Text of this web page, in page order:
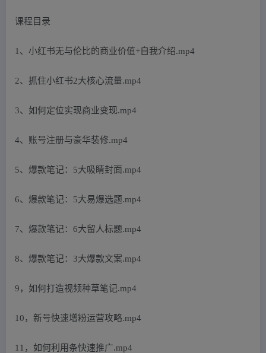
课程目录
1、小红书无与伦比的商业价值+自我介绍.mp4
2、抓住小红书2大核心流量.mp4
3、如何定位实现商业变现.mp4
4、账号注册与豪华装修.mp4
5、爆款笔记：5大吸睛封面.mp4
6、爆款笔记：5大易爆选题.mp4
7、爆款笔记：6大留人标题.mp4
8、爆款笔记：3大爆款文案.mp4
9，如何打造视频种草笔记.mp4
10，新号快速增粉运营攻略.mp4
11，如何利用条快速推广.mp4